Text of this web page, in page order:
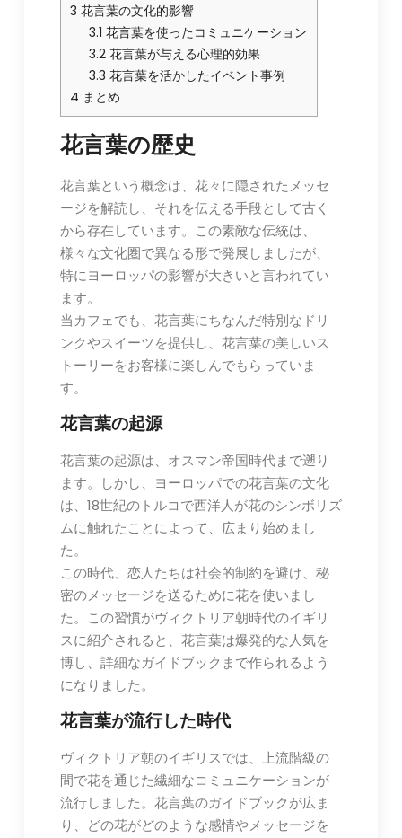
3 花言葉の文化的影響
3.1 花言葉を使ったコミュニケーション
3.2 花言葉が与える心理的効果
3.3 花言葉を活かしたイベント事例
4 まとめ
花言葉の歴史
花言葉という概念は、花々に隠されたメッセ
ージを解読し、それを伝える手段として古く
から存在しています。この素敵な伝統は、
様々な文化圏で異なる形で発展しましたが、
特にヨーロッパの影響が大きいと言われてい
ます。
当カフェでも、花言葉にちなんだ特別なドリ
ンクやスイーツを提供し、花言葉の美しいス
トーリーをお客様に楽しんでもらっていま
す。
花言葉の起源
花言葉の起源は、オスマン帝国時代まで遡り
ます。しかし、ヨーロッパでの花言葉の文化
は、18世紀のトルコで西洋人が花のシンボリズ
ムに触れたことによって、広まり始めまし
た。
この時代、恋人たちは社会的制約を避け、秘
密のメッセージを送るために花を使いまし
た。この習慣がヴィクトリア朝時代のイギリ
スに紹介されると、花言葉は爆発的な人気を
博し、詳細なガイドブックまで作られるよう
になりました。
花言葉が流行した時代
ヴィクトリア朝のイギリスでは、上流階級の
間で花を通じた繊細なコミュニケーションが
流行しました。花言葉のガイドブックが広ま
り、どの花がどのような感情やメッセージを